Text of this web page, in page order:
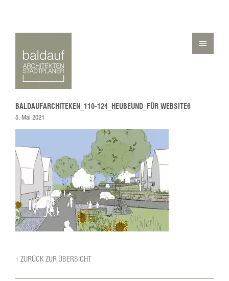
BALDAUFARCHITEKEN_110-124_HEUBEUND_FÜR WEBSITE6
5. Mai 2021
↑ ZURÜCK ZUR ÜBERSICHT